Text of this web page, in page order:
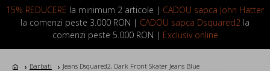
15% REDUCERE la minimum 2 articole | CADOU sapca John Hatter
la comenzi peste 3.000 RON | CADOU sapca Dsquared2 la
comenzi peste 5.000 RON | Exclusiv online
LOGIN INREGISTRARE
Barbati Jeans Dsquared2, Dark Front Skater Jeans Blue